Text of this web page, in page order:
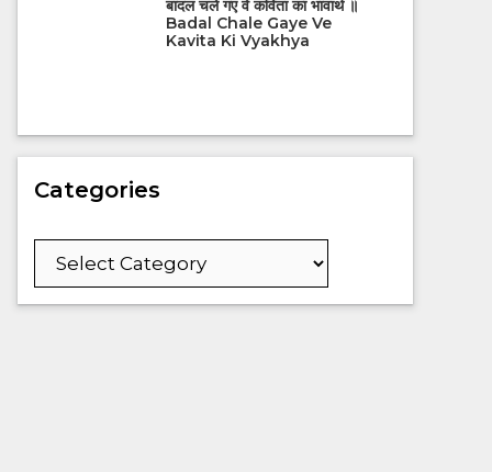
बादल चले गए वे कविता का भावार्थ ॥
Badal Chale Gaye Ve
Kavita Ki Vyakhya
Categories
Categories